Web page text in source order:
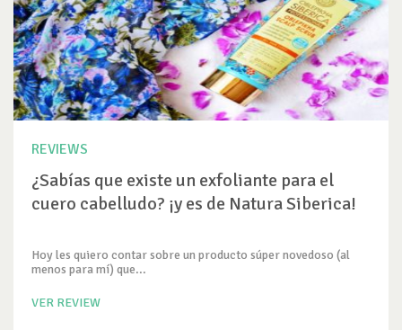
REVIEWS
¿Sabías que existe un exfoliante para el
cuero cabelludo? ¡y es de Natura Siberica!
Hoy les quiero contar sobre un producto súper novedoso (al
menos para mí) que...
VER REVIEW